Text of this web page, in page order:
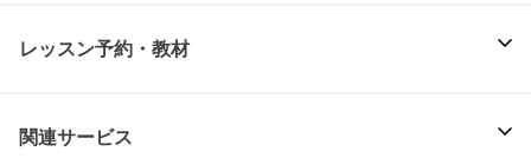
レッスン予約・教材
関連サービス